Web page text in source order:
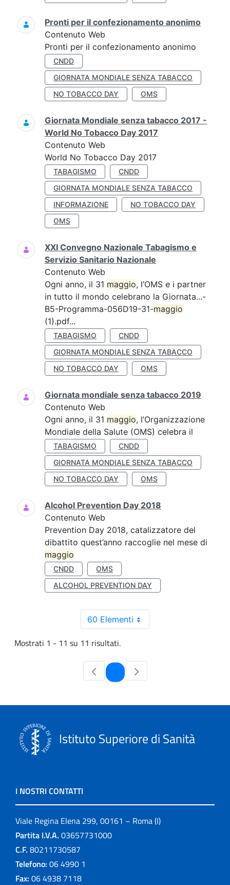
Pronti per il confezionamento anonimo
Contenuto Web
Pronti per il confezionamento anonimo
CNDD
GIORNATA MONDIALE SENZA TABACCO
NO TOBACCO DAY
OMS
Giornata Mondiale senza tabacco 2017 -
World No Tobacco Day 2017
Contenuto Web
World No Tobacco Day 2017
TABAGISMO
CNDD
GIORNATA MONDIALE SENZA TABACCO
INFORMAZIONE
NO TOBACCO DAY
OMS
XXI Convegno Nazionale Tabagismo e
Servizio Sanitario Nazionale
Contenuto Web
Ogni anno, il 31 maggio, l’OMS e i partner
in tutto il mondo celebrano la Giornata...-
B5-Programma-056D19-31-maggio
(1).pdf...
TABAGISMO
CNDD
GIORNATA MONDIALE SENZA TABACCO
NO TOBACCO DAY
OMS
Giornata mondiale senza tabacco 2019
Contenuto Web
Ogni anno, il 31 maggio, l’Organizzazione
Mondiale della Salute (OMS) celebra il
TABAGISMO
CNDD
GIORNATA MONDIALE SENZA TABACCO
NO TOBACCO DAY
OMS
Alcohol Prevention Day 2018
Contenuto Web
Prevention Day 2018, catalizzatore del
dibattito quest’anno raccoglie nel mese di
maggio
CNDD
OMS
ALCOHOL PREVENTION DAY
60 Elementi
Mostrati 1 - 11 su 11 risultati.
Pagina
Istituto Superiore di Sanità
I NOSTRI CONTATTI
Viale Regina Elena 299, 00161 – Roma (I)
Partita I.V.A. 03657731000
C.F. 80211730587
Telefono: 06 4990 1
Fax: 06 4938 7118